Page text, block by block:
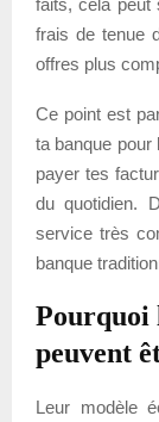
frais de tenue
offres plus
Ce point est
ta banque pour
payer tes
du quotidien.
service très
banque
Pourquoi
peuvent
Leur modèle